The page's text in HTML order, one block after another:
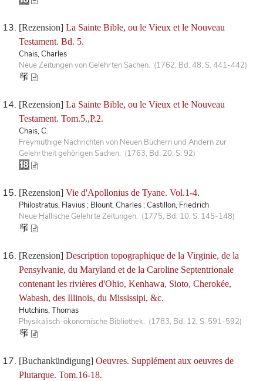
[Rezension] La Sainte Bible, ou le Vieux et le Nouveau
Testament. Bd. 5.
Chais, Charles
Neue Zeitungen von Gelehrten Sachen. (1762, Bd. 48, S. 441-442)
[Rezension] La Sainte Bible, ou le Vieux et le Nouveau
Testament. Tom.5.,P.2.
Chais, C.
Freymüthige Nachrichten von Neuen Büchern und Andern zur
Gelehrtheit gehörigen Sachen. (1763, Bd. 20, S. 92)
[Rezension] Vie d'Apollonius de Tyane. Vol.1-4.
Philostratus, Flavius ; Blount, Charles ; Castillon, Friedrich
Neue Hallische Gelehrte Zeitungen. (1775, Bd. 10, S. 145-148)
[Rezension] Description topographique de la Virginie, de la
Pensylvanie, du Maryland et de la Caroline Septentrionale
contenant les rivières d'Ohio, Kenhawa, Sioto, Cherokée,
Wabash, des Illinois, du Mississipi, &c.
Hutchins, Thomas
Physikalisch-ökonomische Bibliothek. (1783, Bd. 12, S. 591-592)
[Buchankündigung] Oeuvres. Supplément aux oeuvres de
Plutarque. Tom.16-18.